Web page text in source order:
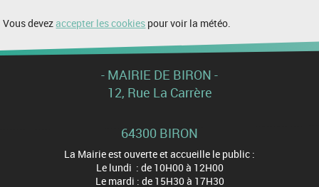
Vous devezaccepter les cookies pour voir la météo.
- MAIRIE DE BIRON -
12, Rue La Carrère
64300 BIRON
La Mairie est ouverte et accueille le public :
Le lundi : de 10H00 à 12H00
Le mardi : de 15H30 à 17H30